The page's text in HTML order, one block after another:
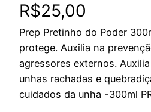
R$25,00
Prep Pretinho do Poder
protege. Auxilia na
agressores externos.
unhas rachadas e
cuidados da unha -300ml